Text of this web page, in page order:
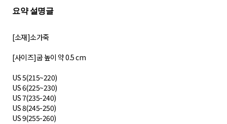
요약 설명글
[소재]소가죽
[사이즈]굽 높이 약 0.5 cm
US 5(215~220)
US 6(225~230)
US 7(235-240)
US 8(245-250)
US 9(255-260)